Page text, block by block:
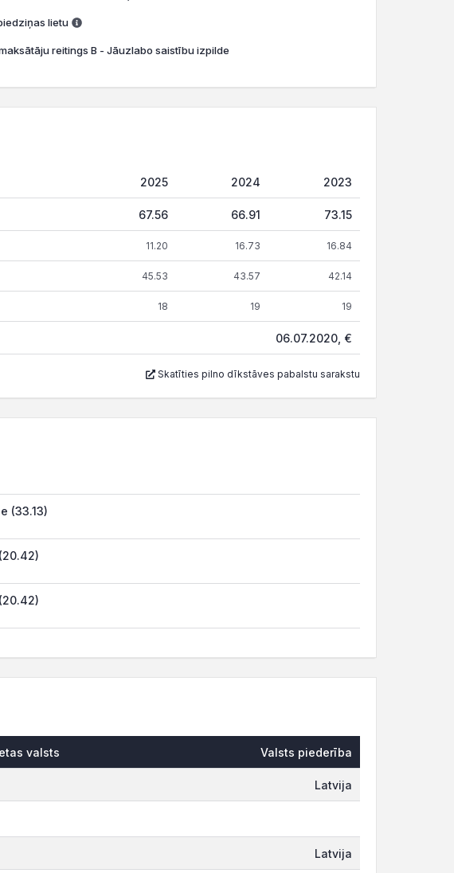
lietu
reitings B - Jāuzlabo saistību izpilde
2025 2024 2023
67.56 66.91 73.15
11.20 16.73 16.84
45.53 43.57 42.14
18 19 19
06.07.2020, €
Skatīties pilno dīkstāves pabalstu sarakstu
(33.13)
valsts Valsts piederība
Latvija
Latvija